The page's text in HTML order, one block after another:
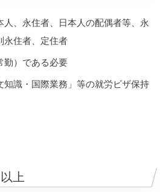
人、永住者、日本人の配偶者等、永
永住者、定住者
勤）である必要
知識・国際業務」等の就労ビザ保持
上